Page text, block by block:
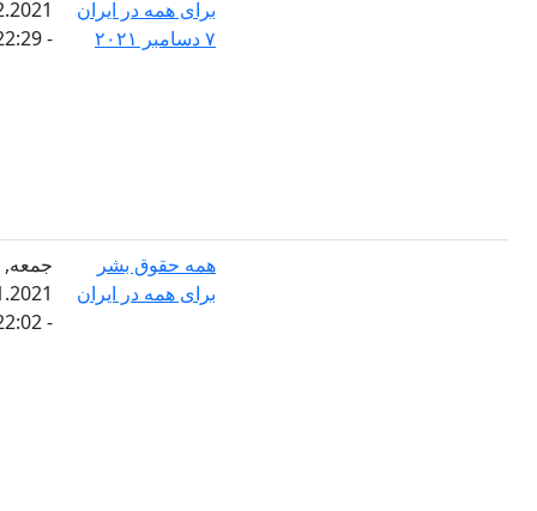
برای همه در ایران
07.12.2021
- 22:29
همه حقوق بشر
برای همه در ایران
جمعه,
26.11.2021